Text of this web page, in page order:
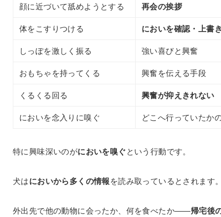
顔に近づいて舐めようとする
再会の挨拶
体をこすりつける
においを確認・上書
しっぽを激しく振る
強い喜びと興奮
おもちゃを持ってくる
興奮を伝える手段
くるくる回る
興奮が抑えきれない
においを念入りに嗅ぐ
どこへ行っていたか
特に興味深いのがにおいを嗅ぐという行動です。
犬はにおいから多くの情報を読み取っているとされます
外出先で他の動物に会ったか、何を食べたか——帰宅後